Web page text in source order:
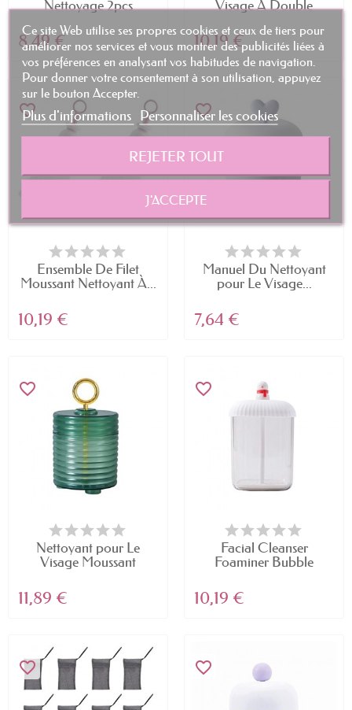
Nettoyage 2pcs
8,49 €
Visage À Double
10,19 €
favorite_border
Ensemble De Filet
Moussant Nettoyant À...
10,19 €
favorite_border
Manuel Du Nettoyant
pour Le Visage...
7,64 €
favorite_border
Nettoyant pour Le
Visage Moussant
11,89 €
favorite_border
Facial Cleanser
Foaminer Bubble
10,19 €
favorite_border favorite_border
Ce site Web utilise ses propres cookies et ceux de tiers pour
améliorer nos services et vous montrer des publicités liées à
vos préférences en analysant vos habitudes de navigation.
Pour donner votre consentement à son utilisation, appuyez
sur le bouton Accepter.
Plus d'informations Personnaliser les cookies
REJETER TOUT
J'ACCEPTE